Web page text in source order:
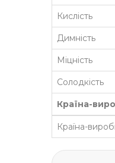
Кислість
Димність
Міцність
Солодкість
Країна-
Країна-